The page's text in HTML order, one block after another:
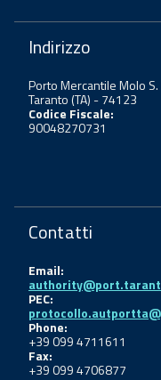
Indirizzo
Porto Mercantile Molo S.
Taranto (TA) - 74123
Codice Fiscale:
90048270731
Contatti
Email:
PEC:
Phone:
+39 099 4711611
Fax:
+39 099 4706877